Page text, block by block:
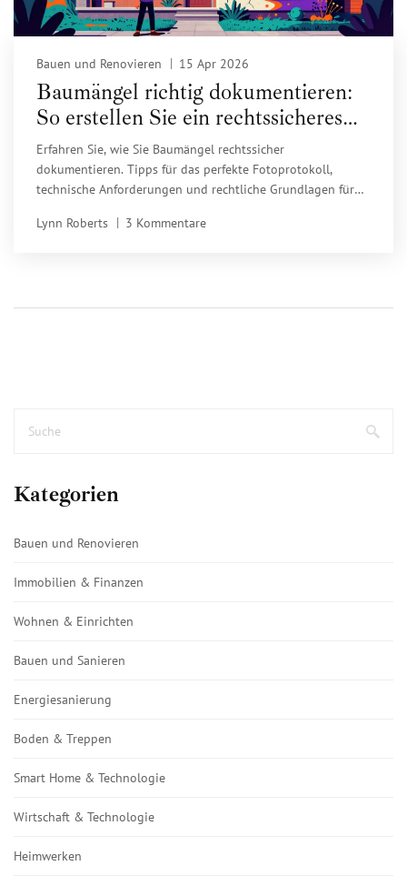
Bauen und Renovieren 15 Apr 2026
Baumängel richtig dokumentieren:
So erstellen Sie ein rechtssicheres
Fotoprotokoll
Erfahren Sie, wie Sie Baumängel rechtssicher
dokumentieren. Tipps für das perfekte Fotoprotokoll,
technische Anforderungen und rechtliche Grundlagen für
Lynn Roberts
3 Kommentare
Kategorien
Bauen und Renovieren
Immobilien & Finanzen
Wohnen & Einrichten
Bauen und Sanieren
Energiesanierung
Boden & Treppen
Smart Home & Technologie
Wirtschaft & Technologie
Heimwerken